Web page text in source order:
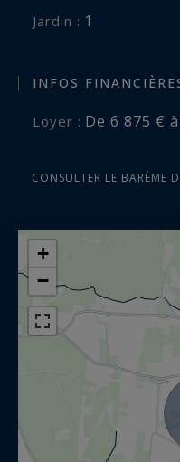
jardin : 1
INFOS
Loyer : De 6 875 €
CONSULTER LE BARÈME
+
−